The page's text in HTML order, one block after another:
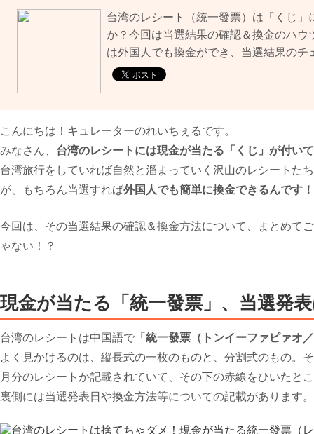
台湾のレシート（統一發票）は「くじ
か？今回は当選結果の確認＆換金のハ
は外国人でも換金ができ、当選結果の
こんにちは！キュレーターのれいちぇるです。
みなさん、 台湾のレシートには現金が当たる「くじ」が付い
台湾旅行をしていれば自然と溜まっていく沢山のレシートた
が、もちろん当選すれば外国人でも簡単に換金できるんです！
今回は、その当選結果の確認＆換金方法について、まとめて
ゃない！？
現金が当たる「統一發票」、当選発
台湾のレシートは中国語で「 統一發票（トンイーファピァオ
よく見かけるのは、縦長式の一枚のものと、分割式のもの。
月分のレシートか記載されていて、その下の赤線をひいたと
裏側には当選発表日や換金方法等についての記載があります。